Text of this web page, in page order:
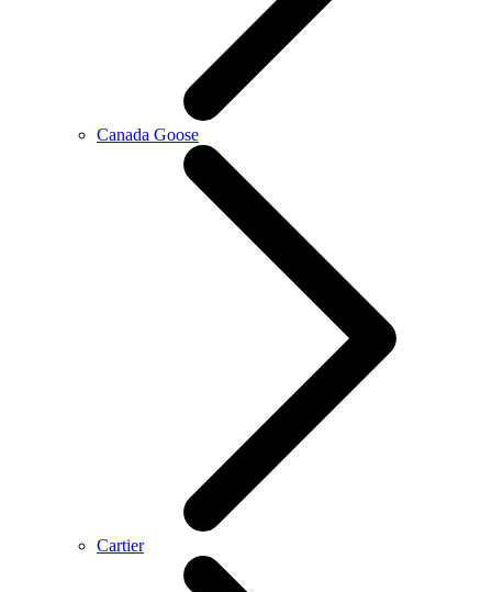
Canada Goose
Cartier